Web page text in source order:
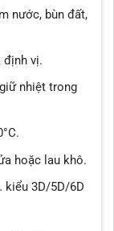
nước, bùn đất,
định vị.
nhiệt trong
hoặc lau khô.
kiểu 3D/5D/6D